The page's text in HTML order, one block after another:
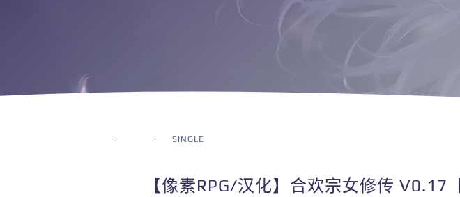
SINGLE
【像素RPG/汉化】合欢宗女修传 V0.17